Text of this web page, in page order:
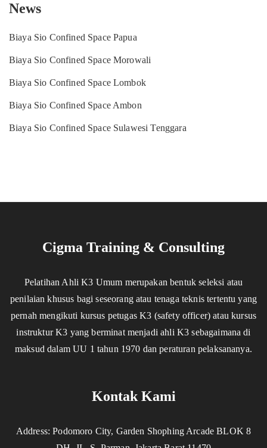
News
Biaya Sio Confined Space Papua
Biaya Sio Confined Space Morowali
Biaya Sio Confined Space Lombok
Biaya Sio Confined Space Ambon
Biaya Sio Confined Space Sulawesi Tenggara
Cigma Training & Consulting
Pelatihan Ahli K3 Umum merupakan bentuk seleksi atau
penilaian khusus bagi seseorang atau tenaga teknis tertentu yang
pernah mengikuti kursus petugas K3 (safety officer) atau kursus
instruktur K3 yang berminat menjadi ahli K3 sebagaimana di
maksud dalam UU 1 tahun 1970 dan peraturan pelaksananya.
Kontak Kami
Address: Podomoro City, Garden Shophing Arcade BLOK 8